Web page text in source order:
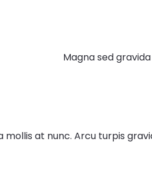
Magna sed
at nunc. Arcu turpis